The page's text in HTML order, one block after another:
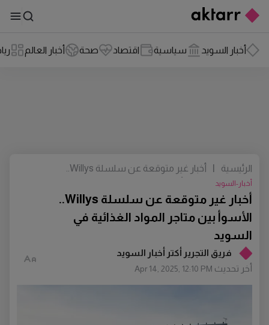
أخبار السويد سياسية اقتصاد صحة أخبار العالم
فريق التجرير أكتر أخبار السويد
أخر تحديث Apr 14, 2025, 12:10 PM
أخبار غير متوقعة عن سلسلة Willys..
الأسوأ بين متاجر المواد الغذائية في
السويد
أخبار-السويد
الرئيسية |